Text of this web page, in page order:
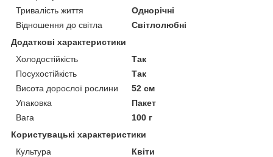
Тривалість життя
Однорічні
Відношення до світла
Світлолюбні
Додаткові характеристики
Холодостійкість
Так
Посухостійкість
Так
Висота дорослої рослини
52 см
Упаковка
Пакет
Вага
100 г
Користувацькі характеристики
Культура
Квіти